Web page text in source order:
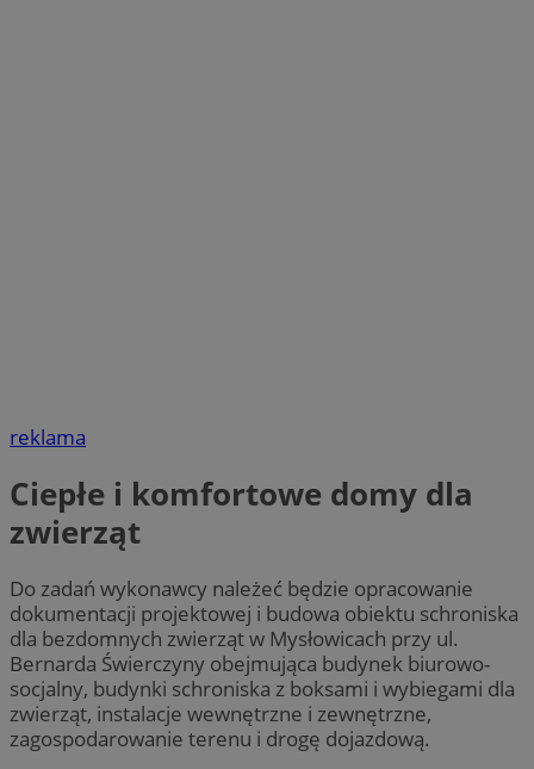
reklama
Ciepłe i komfortowe domy dla
zwierząt
Do zadań wykonawcy należeć będzie opracowanie
dokumentacji projektowej i budowa obiektu schroniska
dla bezdomnych zwierząt w Mysłowicach przy ul.
Bernarda Świerczyny obejmująca budynek biurowo-
socjalny, budynki schroniska z boksami i wybiegami dla
zwierząt, instalacje wewnętrzne i zewnętrzne,
zagospodarowanie terenu i drogę dojazdową.